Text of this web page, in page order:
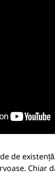
de
Chiar